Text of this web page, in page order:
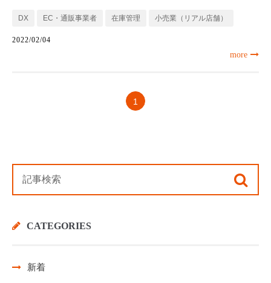
DX EC・通販事業者 在庫管理 小売業（リアル店舗）
2022/02/04
more
1
CATEGORIES
新着